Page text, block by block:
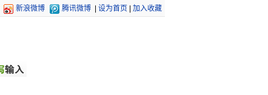
新浪微博 腾讯微博 设为首页 加入收藏